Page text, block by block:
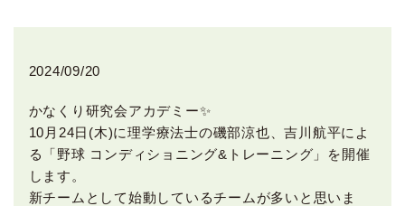
2024/09/20
かなくり研究会アカデミー✨
10月24日(木)に理学療法士の磯部涼也、吉川航平によ
る「野球 コンディショニング&トレーニング」を開催
します。
新チームとして始動しているチームが多いと思いま